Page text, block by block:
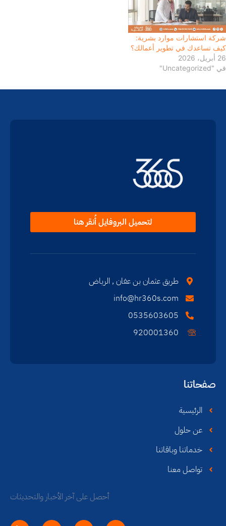
شركة استشارات موارد بشرية:
كيف تساعدك في تطوير أعمالك؟
26 أبريل، 2026
في "Uncategorized"
لتحميل البروفايل أُنقر هنا
طريق عثمان بن عفان , الرياض
info@hr360s.com
0535603605
920001360
صفحاتنا
الرئيسية
عن حلول
خدماتنا وباقاتنا
تواصل معنا
أحصل على آخر الأخبار والتحديثات